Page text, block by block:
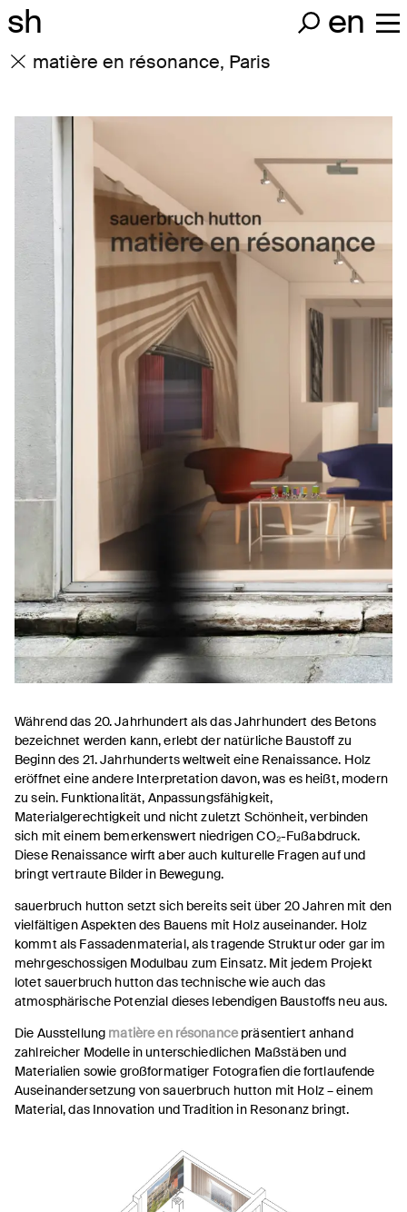
sh en
matière en résonance, Paris
Während das 20. Jahrhundert als das Jahrhundert des Betons
bezeichnet werden kann, erlebt der natürliche Baustoff zu
Beginn des 21. Jahrhunderts weltweit eine Renaissance. Holz
eröffnet eine andere Interpretation davon, was es heißt, modern
zu sein. Funktionalität, Anpassungsfähigkeit,
Materialgerechtigkeit und nicht zuletzt Schönheit, verbinden
sich mit einem bemerkenswert niedrigen CO₂-Fußabdruck.
Diese Renaissance wirft aber auch kulturelle Fragen auf und
bringt vertraute Bilder in Bewegung.
sauerbruch hutton setzt sich bereits seit über 20 Jahren mit den
vielfältigen Aspekten des Bauens mit Holz auseinander. Holz
kommt als Fassadenmaterial, als tragende Struktur oder gar im
mehrgeschossigen Modulbau zum Einsatz. Mit jedem Projekt
lotet sauerbruch hutton das technische wie auch das
atmosphärische Potenzial dieses lebendigen Baustoffs neu aus.
Die Ausstellung matière en résonance präsentiert anhand
zahlreicher Modelle in unterschiedlichen Maßstäben und
Materialien sowie großformatiger Fotografien die fortlaufende
Auseinandersetzung von sauerbruch hutton mit Holz – einem
Material, das Innovation und Tradition in Resonanz bringt.